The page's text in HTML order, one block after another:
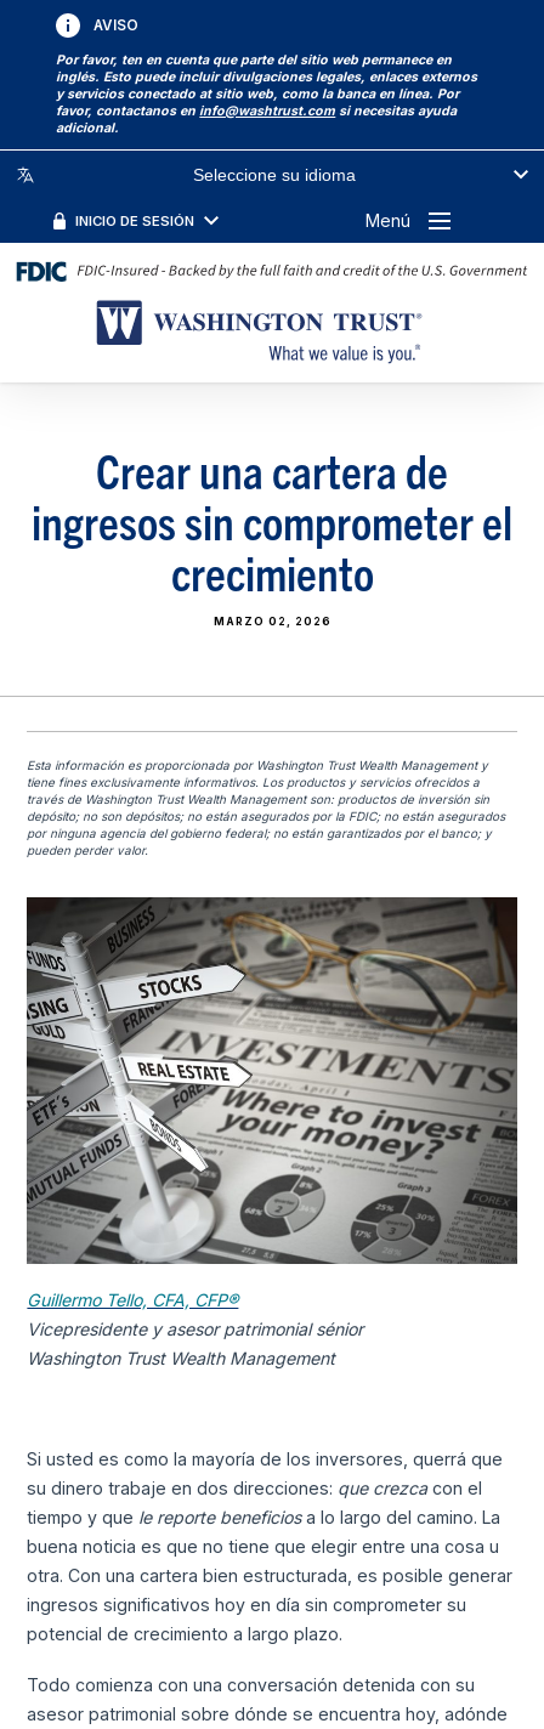
AVISO
Por favor, ten en cuenta que parte del sitio web permanece en
inglés. Esto puede incluir divulgaciones legales, enlaces externos
y servicios conectado at sitio web, como la banca en línea. Por
favor, contactanos eninfo@washtrust.com si necesitas ayuda
adicional.
Seleccione su idioma
INICIO DE SESIÓN Menú
Crear una cartera de
ingresos sin comprometer el
crecimiento
MARZO 02, 2026
Esta información es proporcionada por Washington Trust Wealth Management y
tiene fines exclusivamente informativos. Los productos y servicios ofrecidos a
través de Washington Trust Wealth Management son: productos de inversión sin
depósito; no son depósitos; no están asegurados por la FDIC; no están asegurados
por ninguna agencia del gobierno federal; no están garantizados por el banco; y
pueden perder valor.
Guillermo Tello, CFA, CFP®
Vicepresidente y asesor patrimonial sénior
Washington Trust Wealth Management
Si usted es como la mayoría de los inversores, querrá que
su dinero trabaje en dos direcciones: que crezcacon el
tiempo y que le reporte beneficiosa lo largo del camino. La
buena noticia es que no tiene que elegir entre una cosa u
otra. Con una cartera bien estructurada, es posible generar
ingresos significativos hoy en día sin comprometer su
potencial de crecimiento a largo plazo.
Todo comienza con una conversación detenida con su
asesor patrimonial sobre dónde se encuentra hoy, adónde